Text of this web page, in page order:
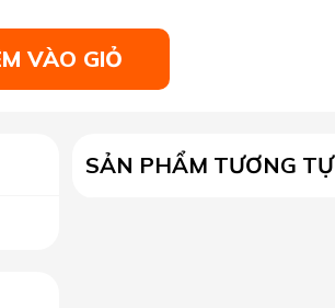
VÀO GIỎ
SẢN PHẨM TƯƠNG TỰ